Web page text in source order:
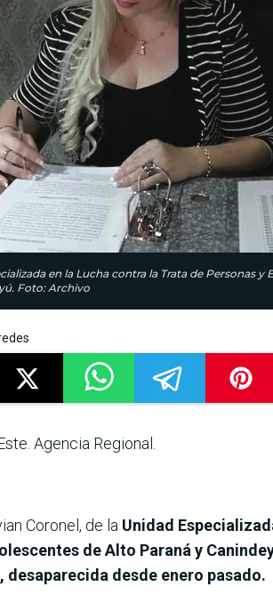
en la Lucha contra la Trata de Personas y
Foto: Archivo
Agencia Regional.
Coronel, de la Unidad
de Alto Paraná y
desaparecida desde enero pasado.